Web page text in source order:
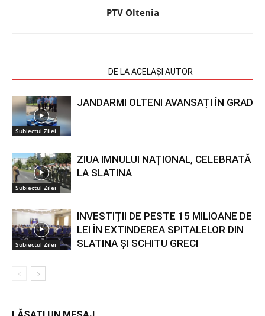
PTV Oltenia
DE LA ACELAȘI AUTOR
Subiectul Zilei
JANDARMI OLTENI AVANSAȚI ÎN GRAD
Subiectul Zilei
ZIUA IMNULUI NAȚIONAL, CELEBRATĂ
LA SLATINA
Subiectul Zilei
INVESTIȚII DE PESTE 15 MILIOANE DE
LEI ÎN EXTINDEREA SPITALELOR DIN
SLATINA ȘI SCHITU GRECI